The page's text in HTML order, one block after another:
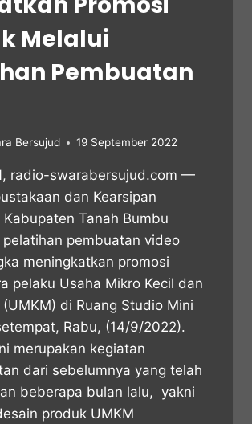
Melalui
Pembuatan
Bersujud 19 September 2022
radio-swarabersujud.com —
dan Kearsipan
Kabupaten Tanah Bumbu
pelatihan pembuatan video
meningkatkan promosi
pelaku Usaha Mikro Kecil dan
di Ruang Studio Mini
Rabu, (14/9/2022).
merupakan kegiatan
dari sebelumnya yang telah
beberapa bulan lalu, yakni
produk UMKM